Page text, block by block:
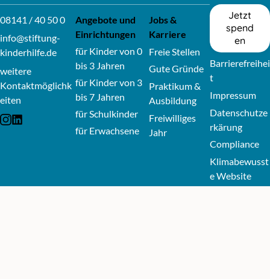
08141 / 40 50 0
info@stiftung-
kinderhilfe.de
weitere
Kontaktmöglichk
eiten
External link: Icon-instagram
External link: Icon-linkedin
Angebote und
Einrichtungen
für Kinder von 0
bis 3 Jahren
für Kinder von 3
bis 7 Jahren
für Schulkinder
für Erwachsene
Jobs &
Karriere
Freie Stellen
Gute Gründe
Praktikum &
Ausbildung
Freiwilliges
Jahr
Jetzt
spend
en
Barrierefreihei
t
Impressum
Datenschutze
rkärung
Compliance
Klimabewusst
e Website